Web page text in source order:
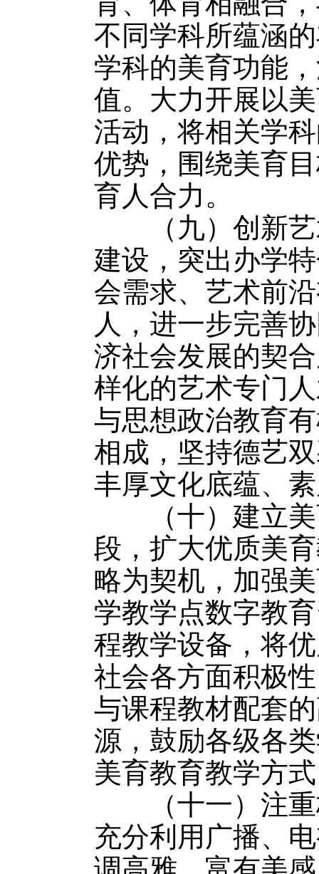
不同学科所蕴涵
学科的美育功能
值。大力开展以
活动，将相关学
优势，围绕美育
育人合力。
（九）创新艺
建设，突出办学
会需求、艺术前
人，进一步完善
济社会发展的契
样化的艺术专门
与思想政治教育
相成，坚持德艺
丰厚文化底蕴、
（十）建立美
段，扩大优质美
略为契机，加强
学教学点数字教
程教学设备，将
社会各方面积极
与课程教材配套
源，鼓励各级各
美育教育教学方
（十一）注重
充分利用广播、